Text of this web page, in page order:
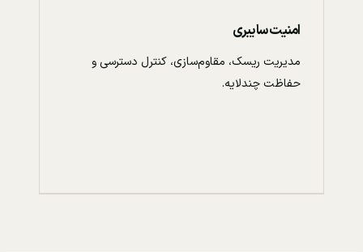
امنیت سایبری
مدیریت ریسک، مقاوم‌سازی، کنترل دسترسی و
حفاظت چندلایه.